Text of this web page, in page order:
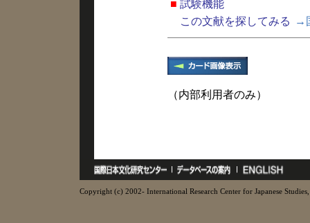
■ 試験機能
この文献を探してみる
→
（内部利用者のみ）
Copyright (c) 2002- International Research Center for Japanese